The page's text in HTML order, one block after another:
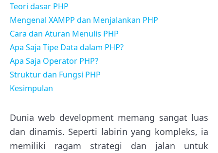
Teori dasar PHP
Mengenal XAMPP dan Menjalankan PHP
Cara dan Aturan Menulis PHP
Apa Saja Tipe Data dalam PHP?
Apa Saja Operator PHP?
Struktur dan Fungsi PHP
Kesimpulan
Dunia web development memang sangat luas
dan dinamis. Seperti labirin yang kompleks, ia
memiliki ragam strategi dan jalan untuk